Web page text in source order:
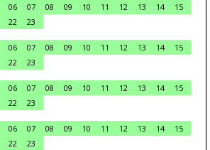
06 07 08 09 10 11 12 13 14
15
22
23
06 07 08 09 10 11 12 13 14
15
22
23
06 07 08 09 10 11 12 13 14
15
22
23
06 07 08 09 10 11 12 13 14
15
22
23